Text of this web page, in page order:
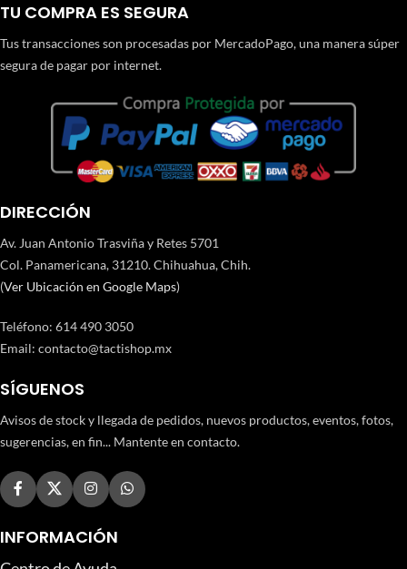
TU COMPRA ES SEGURA
Tus transacciones son procesadas por MercadoPago, una manera súper
segura de pagar por internet.
DIRECCIÓN
Av. Juan Antonio Trasviña y Retes 5701
Col. Panamericana, 31210. Chihuahua, Chih.
(Ver Ubicación en Google Maps)
Teléfono: 614 490 3050
Email: contacto@tactishop.mx
SÍGUENOS
Avisos de stock y llegada de pedidos, nuevos productos, eventos, fotos,
sugerencias, en fin... Mantente en contacto.
INFORMACIÓN